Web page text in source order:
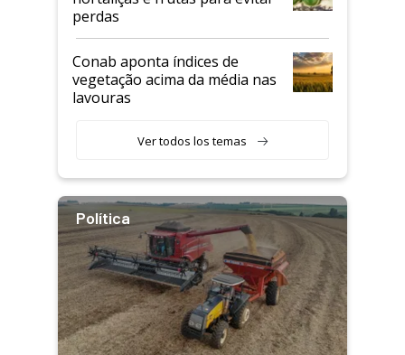
perdas
Conab aponta índices de
vegetação acima da média nas
lavouras
Ver todos los temas
Política